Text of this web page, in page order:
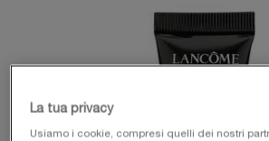
La tua privacy
Usiamo i cookie, compresi quelli dei nostri